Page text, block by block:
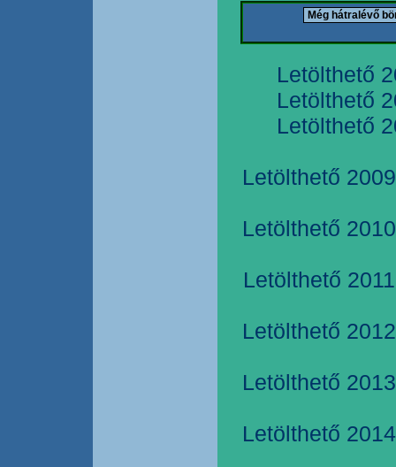
Letölthető
Letölthető
Letölthető
Letölthető
Letölthető
Letölthető
Letölthető
Letölthető
Letölthető